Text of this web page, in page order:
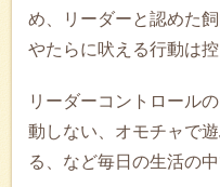
め、リーダーと認めた
やたらに吠える行動は
リーダーコントロール
動しない、オモチャで
る、など毎日の生活の中